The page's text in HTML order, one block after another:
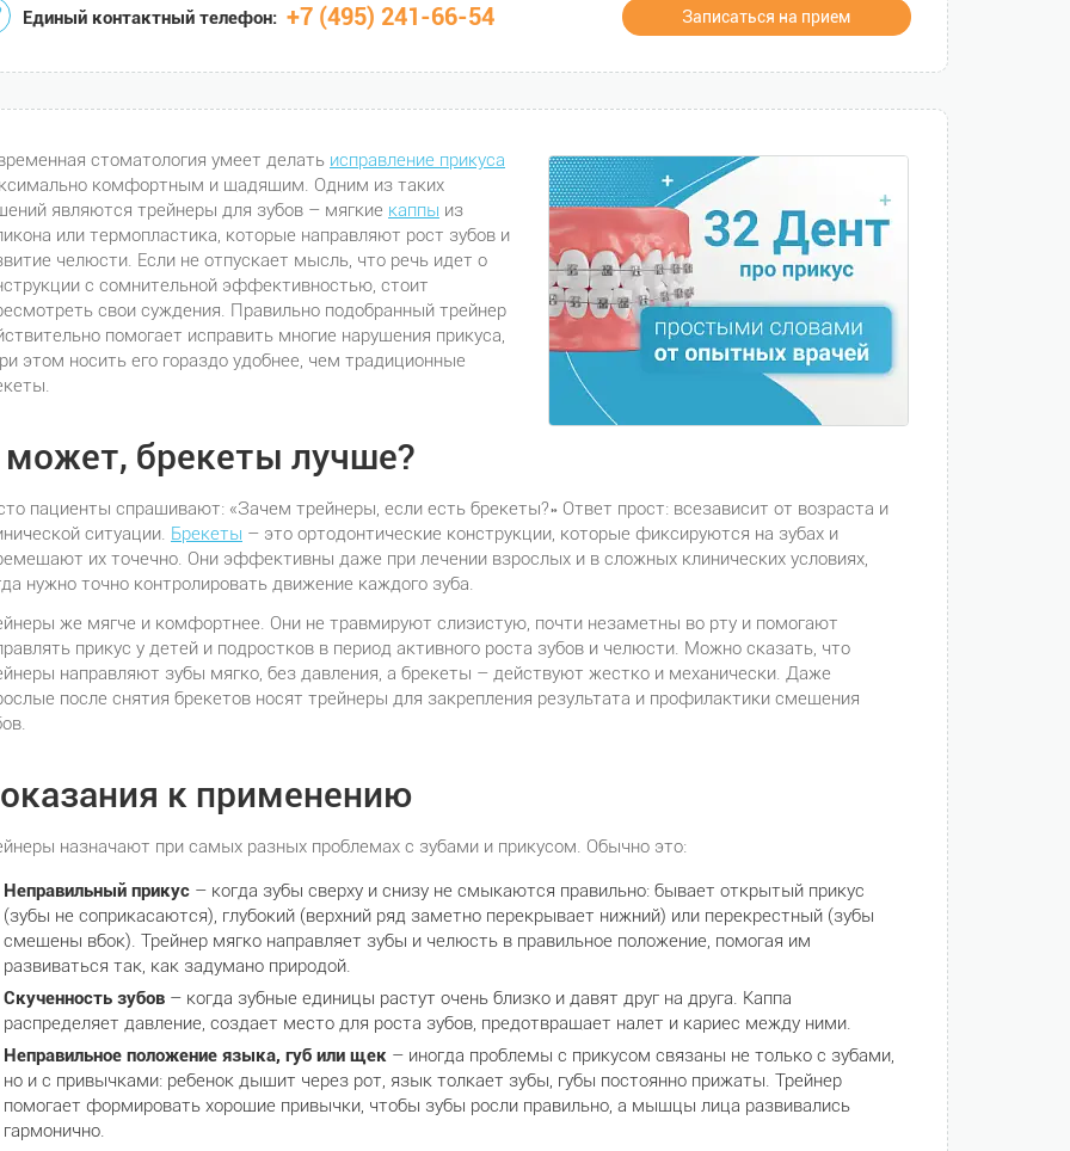
Единый контактный телефон: +7 (495) 241-66-54 Записаться на прием
стоматология умеет делать исправление прикуса
комфортным и щадящим. Одним из таких
являются трейнеры для зубов – мягкие каппы из
или термопластика, которые направляют рост зубов и
челюсти. Если не отпускает мысль, что речь идет о
с сомнительной эффективностью, стоит
свои суждения. Правильно подобранный трейнер
помогает исправить многие нарушения прикуса,
этом носить его гораздо удобнее, чем традиционные
брекеты лучше?
пациенты спрашивают: «Зачем трейнеры, если есть брекеты?» Ответ прост: всезависит от возраста и
ситуации. Брекеты – это ортодонтические конструкции, которые фиксируются на зубах и
их точечно. Они эффективны даже при лечении взрослых и в сложных клинических условиях,
нужно точно контролировать движение каждого зуба.
же мягче и комфортнее. Они не травмируют слизистую, почти незаметны во рту и помогают
прикус у детей и подростков в период активного роста зубов и челюсти. Можно сказать, что
направляют зубы мягко, без давления, а брекеты – действуют жестко и механически. Даже
после снятия брекетов носят трейнеры для закрепления результата и профилактики смещения
к применению
назначают при самых разных проблемах с зубами и прикусом. Обычно это:
Неправильный прикус – когда зубы сверху и снизу не смыкаются правильно: бывает открытый прикус
(зубы не соприкасаются), глубокий (верхний ряд заметно перекрывает нижний) или перекрестный (зубы
смещены вбок). Трейнер мягко направляет зубы и челюсть в правильное положение, помогая им
развиваться так, как задумано природой.
Скученность зубов – когда зубные единицы растут очень близко и давят друг на друга. Каппа
распределяет давление, создает место для роста зубов, предотвращает налет и кариес между ними.
Неправильное положение языка, губ или щек – иногда проблемы с прикусом связаны не только с зубами,
но и с привычками: ребенок дышит через рот, язык толкает зубы, губы постоянно прижаты. Трейнер
помогает формировать хорошие привычки, чтобы зубы росли правильно, а мышцы лица развивались
гармонично.